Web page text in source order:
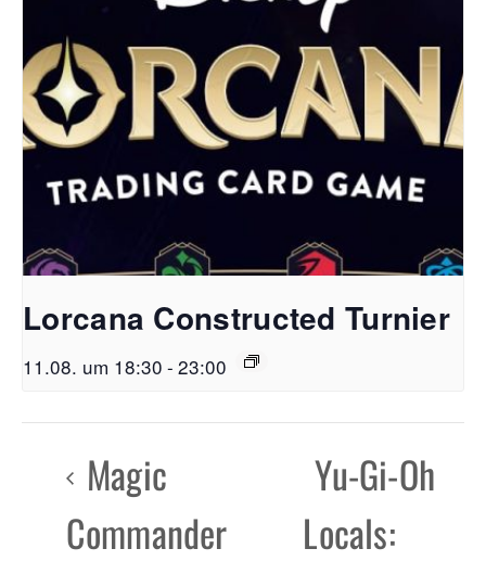
Lorcana Constructed Turnier
11.08. um 18:30 - 23:00
Magic
Commander
Yu-Gi-Oh
Locals: